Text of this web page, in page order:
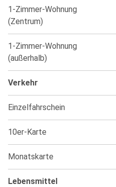
1-Zimmer-Wohnung
(Zentrum)
1-Zimmer-Wohnung
(außerhalb)
Verkehr
Einzelfahrschein
10er-Karte
Monatskarte
Lebensmittel